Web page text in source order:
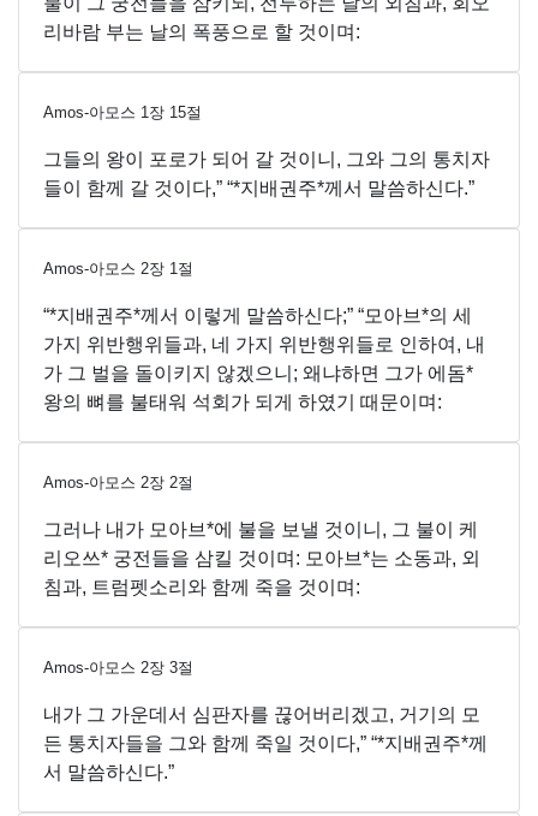
리바람 부는 날의 폭풍으로 할 것이며:
Amos-아모스 1장 15절
그들의 왕이 포로가 되어 갈 것이니, 그와 그의 통치자
들이 함께 갈 것이다,” “*지배권주*께서 말씀하신다.”
Amos-아모스 2장 1절
“*지배권주*께서 이렇게 말씀하신다;” “모아브*의 세
가지 위반행위들과, 네 가지 위반행위들로 인하여, 내
가 그 벌을 돌이키지 않겠으니; 왜냐하면 그가 에돔*
왕의 뼈를 불태워 석회가 되게 하였기 때문이며:
Amos-아모스 2장 2절
그러나 내가 모아브*에 불을 보낼 것이니, 그 불이 케
리오쓰* 궁전들을 삼킬 것이며: 모아브*는 소동과, 외
침과, 트럼펫소리와 함께 죽을 것이며:
Amos-아모스 2장 3절
내가 그 가운데서 심판자를 끊어버리겠고, 거기의 모
든 통치자들을 그와 함께 죽일 것이다,” “*지배권주*께
서 말씀하신다.”